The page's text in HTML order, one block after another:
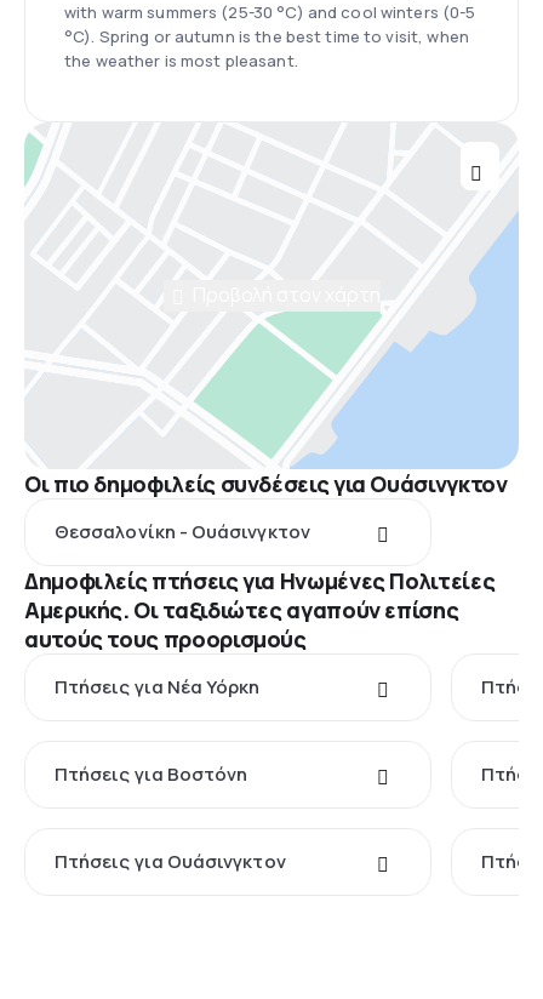
with warm summers (25-30 °C) and cool winters (0-5
°C). Spring or autumn is the best time to visit, when
the weather is most pleasant.
Οι πιο δημοφιλείς συνδέσεις για Ουάσινγκτον
Θεσσαλονίκη - Ουάσινγκτον
Δημοφιλείς πτήσεις για Ηνωμένες Πολιτείες
Αμερικής. Οι ταξιδιώτες αγαπούν επίσης
αυτούς τους προορισμούς
Πτήσεις για Νέα Υόρκη
Πτήσεις για Βοστόνη
Πτήσεις για Ουάσινγκτον